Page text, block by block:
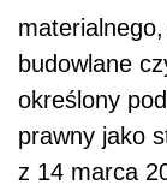
budowlane
określony
prawny jako
z 14 marca